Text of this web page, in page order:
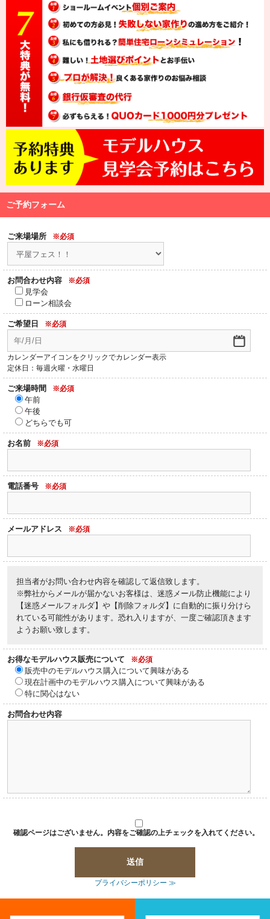
ご予約フォーム
ご来場場所 ※必須
お問合わせ内容 ※必須
見学会
ローン相談会
ご希望日 ※必須
カレンダーアイコンをクリックでカレンダー表示
定休日：毎週火曜・水曜日
ご来場時間 ※必須
午前
午後
どちらでも可
お名前 ※必須
電話番号 ※必須
メールアドレス ※必須
担当者がお問い合わせ内容を確認して返信致します。
※弊社からメールが届かないお客様は、迷惑メール防止機能により
【迷惑メールフォルダ】や【削除フォルダ】に自動的に振り分けら
れている可能性があります。恐れ入りますが、一度ご確認頂きます
ようお願い致します。
お得なモデルハウス販売について ※必須
販売中のモデルハウス購入について興味がある
現在計画中のモデルハウス購入について興味がある
特に関心はない
お問合わせ内容
確認ページはございません。内容をご確認の上チェックを入れてください。
プライバシーポリシー ≫